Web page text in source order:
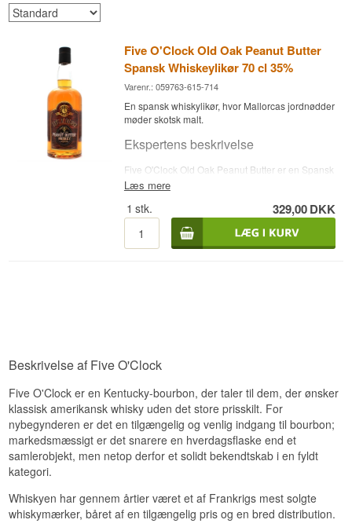
Five O'Clock Old Oak Peanut Butter
Spansk Whiskeylikør 70 cl 35%
Varenr.: 059763-615-714
En spansk whiskylikør, hvor Mallorcas jordnødder
møder skotsk malt.
Ekspertens beskrivelse
Five O'Clock Old Oak Peanut Butter er en Spansk
Whiskeylikør, aftappet ved 35 %, produceret af
Five O'Clock
bygger på Highland Scotch whisky,
der mesereres med naturlige jordnødder på
Mallorca og blandes med kakao og karamel til en
sødmefyldt, nøddepræget likør.
Smag
Smagen er cremet med jordnøddesmør,
chokolade og en let sødme.
Eftersmag
Eftersmagen er medium lang, nøddepræget og
Specifikationer
Navn: Five O'Clock Old Oak Peanut Butter
Læs mere
1 stk. 329,00DKK
Beskrivelse af Five O'Clock
Five O'Clock er en Kentucky-bourbon, der taler til dem, der ønsker
klassisk amerikansk whisky uden det store prisskilt. For
nybegynderen er det en tilgængelig og venlig indgang til bourbon;
markedsmæssigt er det snarere en hverdagsflaske end et
samlerobjekt, men netop derfor et solidt bekendtskab i en fyldt
kategori.
Whiskyen har gennem årtier været et af Frankrigs mest solgte
whiskymærker, båret af en tilgængelig pris og en bred distribution.